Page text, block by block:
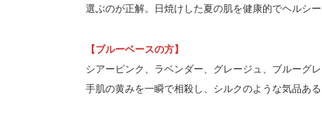
選ぶのが正解。日焼けした夏の肌を健康的でヘルシ
【ブルーベースの方】
シアーピンク、ラベンダー、グレージュ、ブルーグ
手肌の黄みを一瞬で相殺し、シルクのような気品ある